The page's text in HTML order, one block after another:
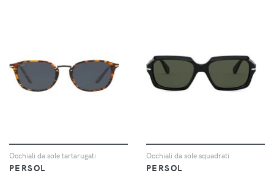
Occhiali da sole tartarugati
PERSOL
Occhiali da sole squadrati
PERSOL